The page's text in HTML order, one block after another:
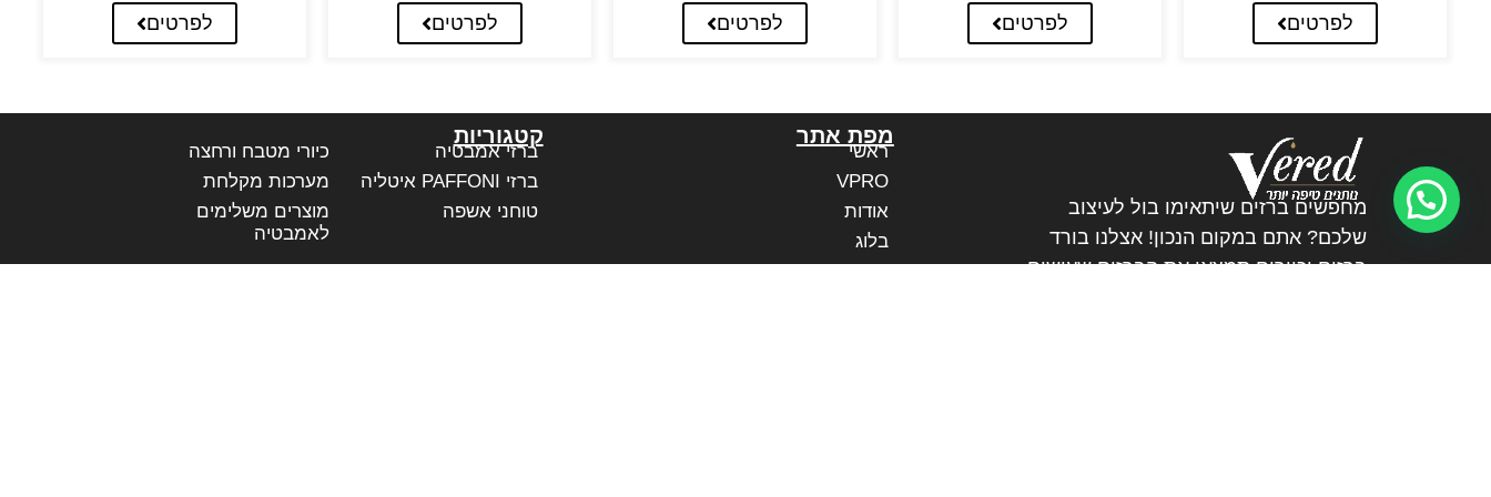
לפרטים לפרטים לפרטים לפרטים לפרטים
מחפשים ברזים שיתאימו בול לעיצוב
שלכם? אתם במקום הנכון! אצלנו בורד
ברזים וכיורים תמצאו את הברזים שעושים
מפת אתר
ראשי
VPRO
אודות
בלוג
משווקים מורשים
קטגוריות
ברזי אמבטיה
ברזי PAFFONI איטליה
טוחני אשפה
כיורי מטבח ורחצה
מערכות מקלחת
מוצרים משלימים
לאמבטיה